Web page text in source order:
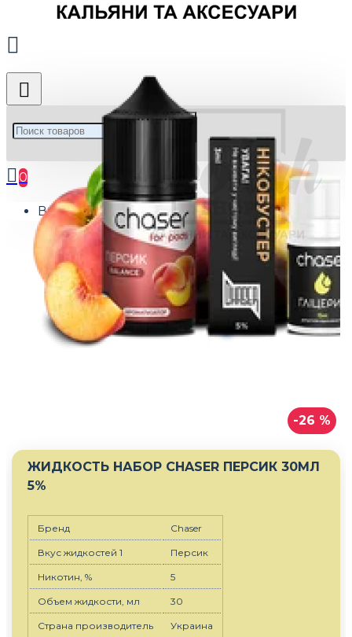
0
Ваша корзина пуста!
-26 %
ЖИДКОСТЬ НАБОР CHASER ПЕРСИК 30МЛ
5%
Бренд Chaser
Вкус жидкостей 1 Персик
Никотин, % 5
Объем жидкости, мл 30
Страна производитель Украина